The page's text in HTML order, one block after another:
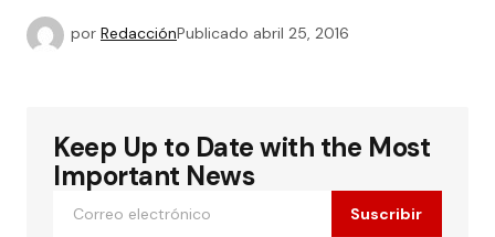
por RedacciónPublicado abril 25, 2016
Keep Up to Date with the Most
Important News
Suscribir